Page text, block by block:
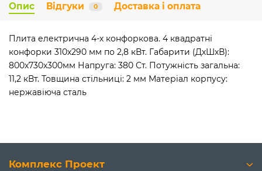
Опис Відгуки 0 Доставка і оплата
Плита електрична 4-х конфоркова. 4 квадратні
конфорки 310х290 мм по 2,8 кВт. Габарити (ДхШхВ):
800х730х300мм Напруга: 380 Ст. Потужність загальна:
11,2 кВт. Товщина стільниці: 2 мм Матеріал корпусу:
нержавіюча сталь
Комплекс Проект